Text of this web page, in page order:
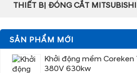
THIẾT BỊ ĐÓNG CẮT MITSUBISHI
SẢN PHẨM MỚI
Khởi động mềm Coreken
380V 630kw